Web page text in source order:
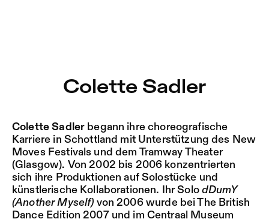
Zu Aktuelles springenJobs
2025/26
Colette Sadler
Colette Sadler begann ihre choreografische
Karriere in Schottland mit Unterstützung des New
Moves Festivals und dem Tramway Theater
(Glasgow). Von 2002 bis 2006 konzentrierten
sich ihre Produktionen auf Solostücke und
künstlerische Kollaborationen. Ihr Solo dDumY
(Another Myself) von 2006 wurde bei The British
Dance Edition 2007 und im Centraal Museum